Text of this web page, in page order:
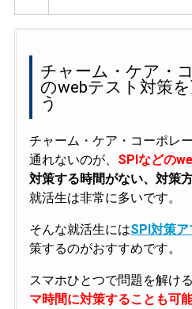
チャーム・ケア・
のwebテスト対策
う
チャーム・ケア・コーポレ
通れないのが、 SPIなどの
対策する時間がない、対策
就活生は非常に多いです。
そんな就活生にはSPI対策ア
策するのがおすすめです。
スマホひとつで問題を解け
マ時間に対策することも可能